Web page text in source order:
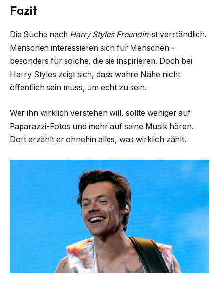
Fazit
Die Suche nach Harry Styles Freundinist verständlich.
Menschen interessieren sich für Menschen –
besonders für solche, die sie inspirieren. Doch bei
Harry Styles zeigt sich, dass wahre Nähe nicht
öffentlich sein muss, um echt zu sein.
Wer ihn wirklich verstehen will, sollte weniger auf
Paparazzi-Fotos und mehr auf seine Musik hören.
Dort erzählt er ohnehin alles, was wirklich zählt.